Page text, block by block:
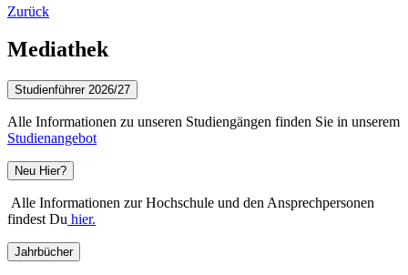
Zurück
Mediathek
Studienführer 2026/27
Alle Informationen zu unseren Studiengängen finden Sie in unserem
Studienangebot
Neu Hier?
Alle Informationen zur Hochschule und den Ansprechpersonen
findest Du hier.
Jahrbücher